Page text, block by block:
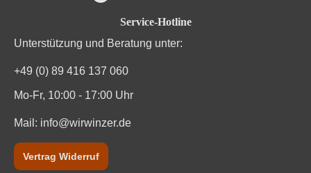
Brennwert
Kohlenhydrate
Service-Hotline
Unterstützung und Beratung unter:
+49 (0) 89 416 137 060
Mo-Fr, 10:00 - 17:00 Uhr
Mail: info@wirwinzer.de
Vertrag Widerruf